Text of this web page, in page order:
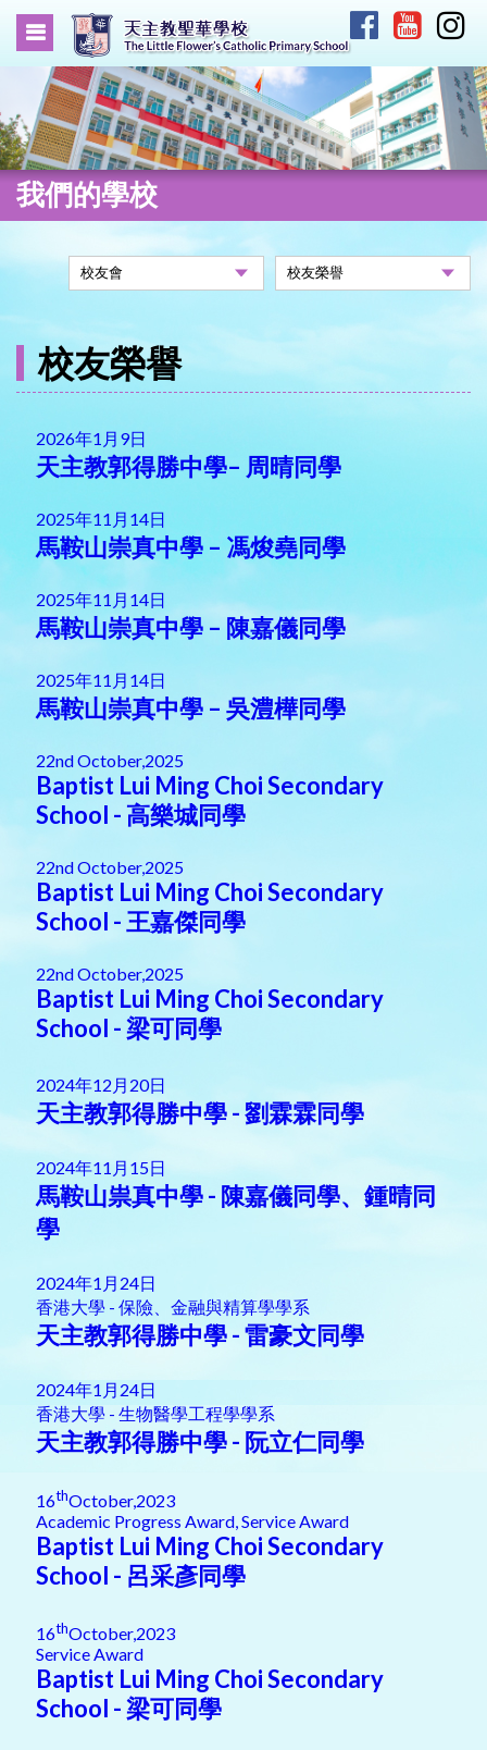
我們的學校
校友榮譽
2026年1月9日
天主教郭得勝中學– 周晴同學
2025年11月14日
馬鞍山崇真中學 – 馮焌堯同學
2025年11月14日
馬鞍山崇真中學 – 陳嘉儀同學
2025年11月14日
馬鞍山崇真中學 – 吳澧樺同學
22nd October,2025
Baptist Lui Ming Choi Secondary
School - 高樂城同學
22nd October,2025
Baptist Lui Ming Choi Secondary
School - 王嘉傑同學
22nd October,2025
Baptist Lui Ming Choi Secondary
School - 梁可同學
2024年12月20日
天主教郭得勝中學 - 劉霖霖同學
2024年11月15日
馬鞍山祟真中學 - 陳嘉儀同學、鍾晴同
學
2024年1月24日
香港大學 - 保險、金融與精算學學系
天主教郭得勝中學 - 雷豪文同學
2024年1月24日
香港大學 - 生物醫學工程學學系
天主教郭得勝中學 - 阮立仁同學
16thOctober,2023
Academic Progress Award, Service Award
Baptist Lui Ming Choi Secondary
School - 呂采彥同學
16thOctober,2023
Service Award
Baptist Lui Ming Choi Secondary
School - 梁可同學